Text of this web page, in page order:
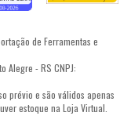
de Ferramentas e
Alegre - RS CNPJ:
prévio e são válidos apenas
estoque na Loja Virtual.